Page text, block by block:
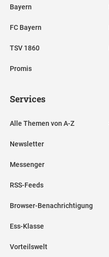
Bayern
FC Bayern
TSV 1860
Promis
Services
Alle Themen von A-Z
Newsletter
Messenger
RSS-Feeds
Browser-Benachrichtigung
Ess-Klasse
Vorteilswelt